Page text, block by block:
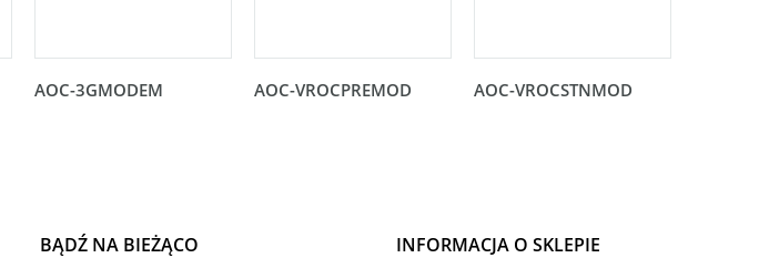
AOC-3GMODEM AOC-VROCPREMOD AOC-VROCSTNMOD
BĄDŹ NA BIEŻĄCO INFORMACJA O SKLEPIE